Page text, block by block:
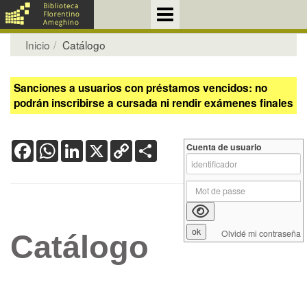
Inicio Catálogo
Sanciones a usuarios con préstamos vencidos: no
podrán inscribirse a cursada ni rendir exámenes finales
FacebookWhatsApp
LinkedIn
X Copy
Link
Catálogo
Cuenta de usuario
Olvidé mi contraseña